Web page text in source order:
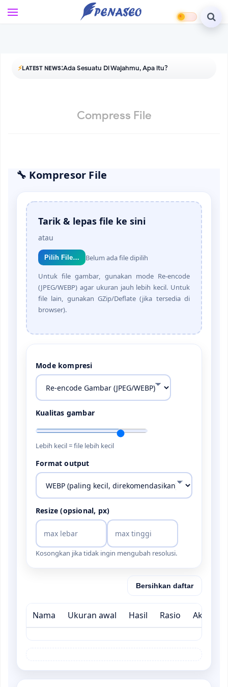
⚡LATEST NEWS:Ada Sesuatu Di Wajahmu, Apa itu?
Compress File
🔧 Kompresor File
Tarik & lepas file ke sini
atau
Pilih File… Belum ada file dipilih
Untuk filegambar, gunakan mode Re-encode
(JPEG/WEBP) agar ukuran jauh lebih kecil. Untuk
file lain, gunakan GZip/Deflate (jika tersedia di
browser).
Mode kompresi
Kualitas gambar
Lebih kecil = file lebih kecil
Format output
Resize (opsional, px)
Kosongkan jika tidak ingin mengubah resolusi.
Bersihkan daftar
Nama Ukuran awal Hasil Rasio Aksi